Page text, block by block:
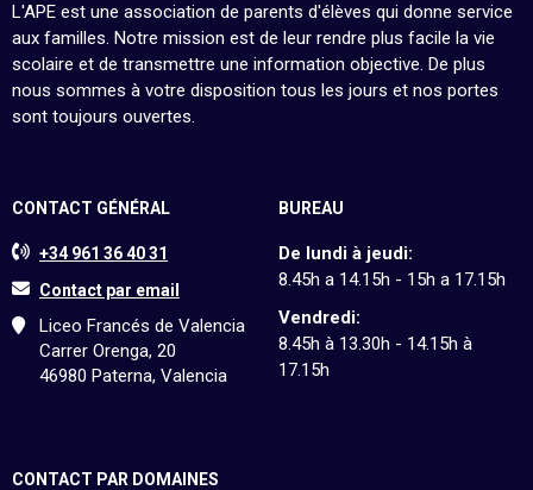
L'APE est une association de parents d'élèves qui donne service
aux familles. Notre mission est de leur rendre plus facile la vie
scolaire et de transmettre une information objective. De plus
nous sommes à votre disposition tous les jours et nos portes
sont toujours ouvertes.
CONTACT GÉNÉRAL
+34 961 36 40 31
Contact par email
Liceo Francés de Valencia
Carrer Orenga, 20
46980 Paterna, Valencia
BUREAU
De lundi à jeudi:
8.45h a 14.15h - 15h a 17.15h
Vendredi:
8.45h à 13.30h - 14.15h à
17.15h
CONTACT PAR DOMAINES